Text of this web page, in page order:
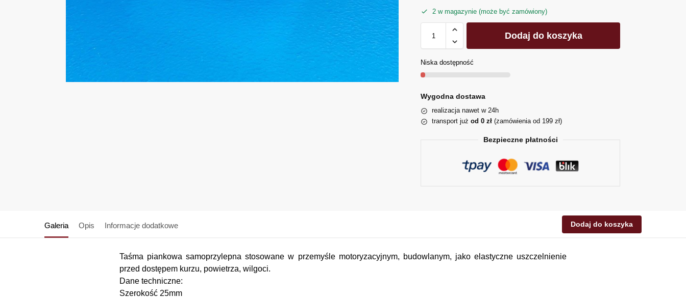
2 w magazynie (może być zamówiony)
Dodaj do koszyka
Niska dostępność
Wygodna dostawa
realizacja nawet w 24h
transport jużod 0 zł (zamówienia od 199 zł)
Bezpieczne płatności
Galeria Opis Informacje dodatkowe Dodaj do koszyka
Taśma piankowa samoprzylepna stosowane w przemyśle motoryzacyjnym, budowlanym, jako elastyczne uszczelnienie
przed dostępem kurzu, powietrza, wilgoci.
Dane techniczne:
Szerokość 25mm